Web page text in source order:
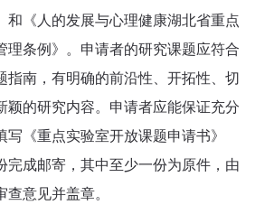
和《人的发展与心理健康湖北省重点
理条例》。申请者的研究课题应符合
指南，有明确的前沿性、开拓性、切
颖的研究内容。申请者应能保证充分
《重点实验室开放课题申请书》
完成邮寄，其中至少一份为原件，由
意见并盖章。